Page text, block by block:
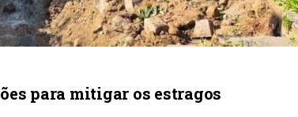
para mitigar os estragos